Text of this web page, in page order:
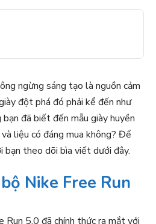
ngừng sáng tạo là nguồn cảm
đột phá đó phải kể đến như
đã biết đến mẫu giày huyền
và liệu có đáng mua không? Để
bạn theo dõi bìa viết dưới đây.
Nike Free Run
5.0 đã chính thức ra mắt với